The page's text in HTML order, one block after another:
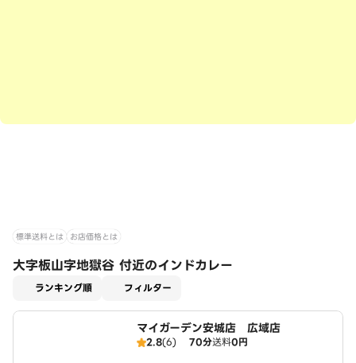
標準送料とは お店価格とは
大字板山字地獄谷 付近のインドカレー
ランキング順 フィルター
マイガーデン安城店 広域店
2.8(6) 70分送料0円